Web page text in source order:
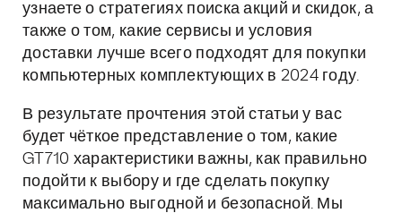
узнаете о стратегиях поиска акций и скидок, а
также о том, какие сервисы и условия
доставки лучше всего подходят для покупки
компьютерных комплектующих в 2024 году.
В результате прочтения этой статьи у вас
будет чёткое представление о том, какие
GT710 характеристики важны, как правильно
подойти к выбору и где сделать покупку
максимально выгодной и безопасной. Мы